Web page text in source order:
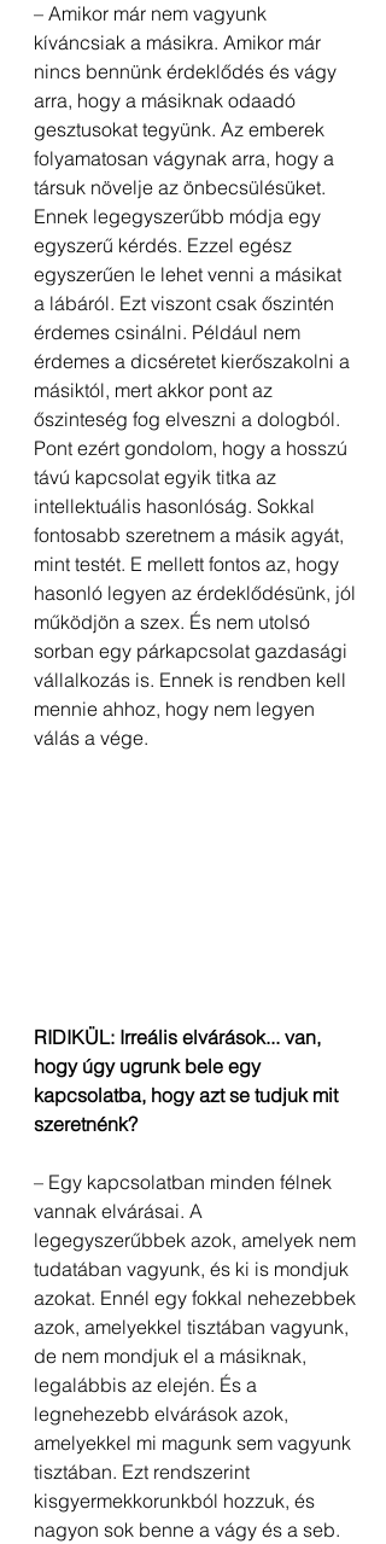
– Amikor már nem vagyunk
kíváncsiak a másikra. Amikor már
nincs bennünk érdeklődés és vágy
arra, hogy a másiknak odaadó
gesztusokat tegyünk. Az emberek
folyamatosan vágynak arra, hogy a
társuk növelje az önbecsülésüket.
Ennek legegyszerűbb módja egy
egyszerű kérdés. Ezzel egész
egyszerűen le lehet venni a másikat
a lábáról. Ezt viszont csak őszintén
érdemes csinálni. Például nem
érdemes a dicséretet kierőszakolni a
másiktól, mert akkor pont az
őszinteség fog elveszni a dologból.
Pont ezért gondolom, hogy a hosszú
távú kapcsolat egyik titka az
intellektuális hasonlóság. Sokkal
fontosabb szeretnem a másik agyát,
mint testét. E mellett fontos az, hogy
hasonló legyen az érdeklődésünk, jól
működjön a szex. És nem utolsó
sorban egy párkapcsolat gazdasági
vállalkozás is. Ennek is rendben kell
mennie ahhoz, hogy nem legyen
válás a vége.
RIDIKÜL: Irreális elvárások... van,
hogy úgy ugrunk bele egy
kapcsolatba, hogy azt se tudjuk mit
szeretnénk?
– Egy kapcsolatban minden félnek
vannak elvárásai. A
legegyszerűbbek azok, amelyek nem
tudatában vagyunk, és ki is mondjuk
azokat. Ennél egy fokkal nehezebbek
azok, amelyekkel tisztában vagyunk,
de nem mondjuk el a másiknak,
legalábbis az elején. És a
legnehezebb elvárások azok,
amelyekkel mi magunk sem vagyunk
tisztában. Ezt rendszerint
kisgyermekkorunkból hozzuk, és
nagyon sok benne a vágy és a seb.